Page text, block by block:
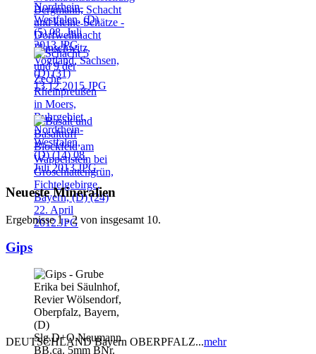
Neueste Mineralien
Ergebnisse 1 - 2 von insgesamt 10.
Gips
DEUTSCHLAND Bayern OBERPFALZ...mehr